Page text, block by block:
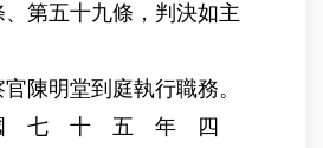
第五十九條，判決如主
陳明堂到庭執行職務。
七 十 五 年 四